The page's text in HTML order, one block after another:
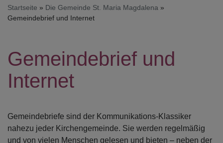
Startseite
Die Gemeinde St. Maria Magdalena
Gemeindebrief und Internet
Gemeindebrief und
Internet
Gemeindebriefe sind der Kommunikations-Klassiker
nahezu jeder Kirchengemeinde. Sie werden regelmäßig
und von vielen Menschen gelesen und bieten – neben der